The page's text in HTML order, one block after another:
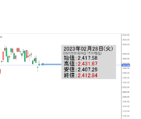
す現況は決して良くない。
】韓国消費者院が『クーパ
を認定 ⇒ 総額3兆7,000億
東部では干ばつ
搭載の次世代駆逐艦